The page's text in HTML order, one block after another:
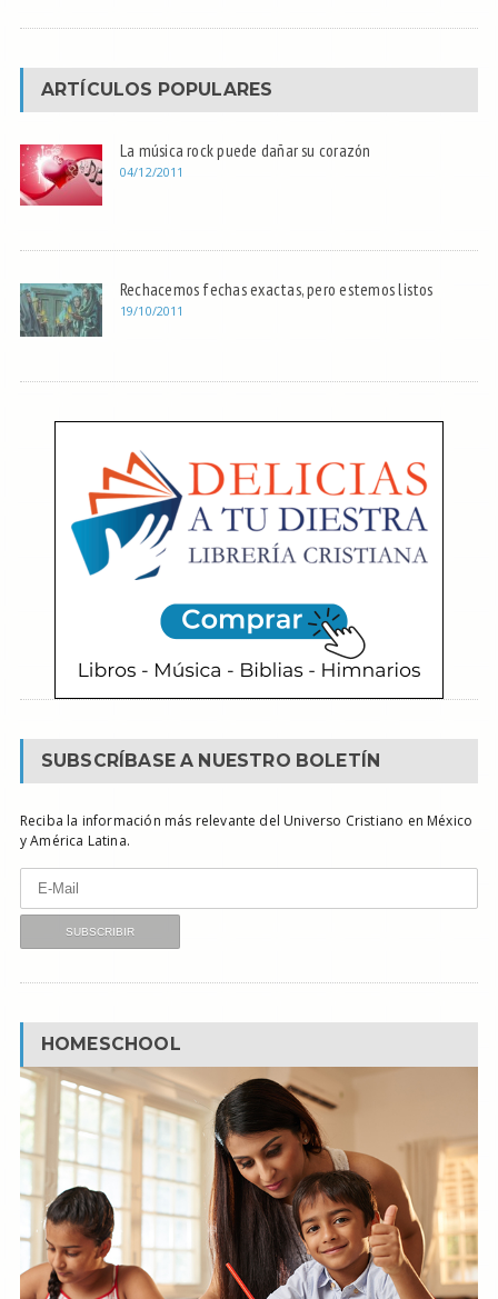
ARTÍCULOS POPULARES
La música rock puede dañar su corazón
04/12/2011
Rechacemos fechas exactas, pero estemos listos
19/10/2011
SUBSCRÍBASE A NUESTRO BOLETÍN
Reciba la información más relevante del Universo Cristiano en México
y América Latina.
HOMESCHOOL